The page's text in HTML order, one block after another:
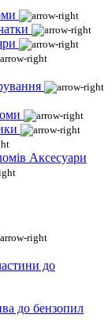
Аксесуари
до
до бензопил